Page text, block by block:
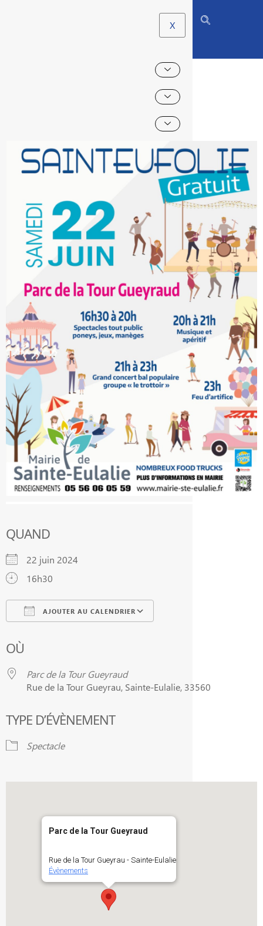
X
QUAND
22 juin 2024
16h30
AJOUTER AU CALENDRIER
OÙ
Parc de la Tour Gueyraud
Rue de la Tour Gueyrau, Sainte-Eulalie, 33560
TYPE D’ÉVÈNEMENT
Spectacle
Parc de la Tour Gueyraud
Rue de la Tour Gueyrau - Sainte-Eulalie
Évènements